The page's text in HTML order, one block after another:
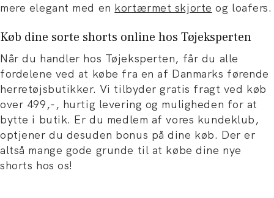
mere elegant med en kortærmet skjorte og loafers.
Køb dine sorte shorts online hos Tøjeksperten
Når du handler hos Tøjeksperten, får du alle
fordelene ved at købe fra en af Danmarks førende
herretøjsbutikker. Vi tilbyder gratis fragt ved køb
over 499,-, hurtig levering og muligheden for at
bytte i butik. Er du medlem af vores kundeklub,
optjener du desuden bonus på dine køb. Der er
altså mange gode grunde til at købe dine nye
shorts hos os!